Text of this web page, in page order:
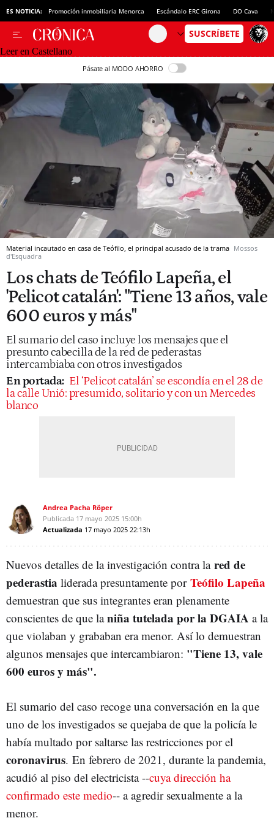
ES NOTICIA: Promoción inmobiliaria Menorca Escándalo ERC Girona DO Cava
Leer en Castellano
Pásate al MODO AHORRO
Material incautado en casa de Teófilo, el principal acusado de la trama Mossos
d'Esquadra
Los chats de Teófilo Lapeña, el
'Pelicot catalán': "Tiene 13 años, vale
600 euros y más"
El sumario del caso incluye los mensajes que el
presunto cabecilla de la red de pederastas
intercambiaba con otros investigados
En portada: El ‘Pelicot catalán’ se escondía en el 28 de
la calle Unió: presumido, solitario y con un Mercedes
blanco
Andrea Pacha Röper
Publicada 17 mayo 2025 15:00h
Actualizada 17 mayo 2025 22:13h
Nuevos detalles de la investigación contra la red de
pederastia liderada presuntamente por Teófilo Lapeña
demuestran que sus integrantes eran plenamente
conscientes de que laniña tutelada por la DGAIA a la
que violaban y grababan era menor. Así lo demuestran
algunos mensajes que intercambiaron: "Tiene 13, vale
600 euros y más".
El sumario del caso recoge una conversación en la que
uno de los investigados se quejaba de que la policía le
había multado por saltarse las restricciones por el
coronavirus. En febrero de 2021, durante la pandemia,
acudió al piso del electricista --cuya dirección ha
confirmado este medio-- a agredir sexualmente a la
menor.